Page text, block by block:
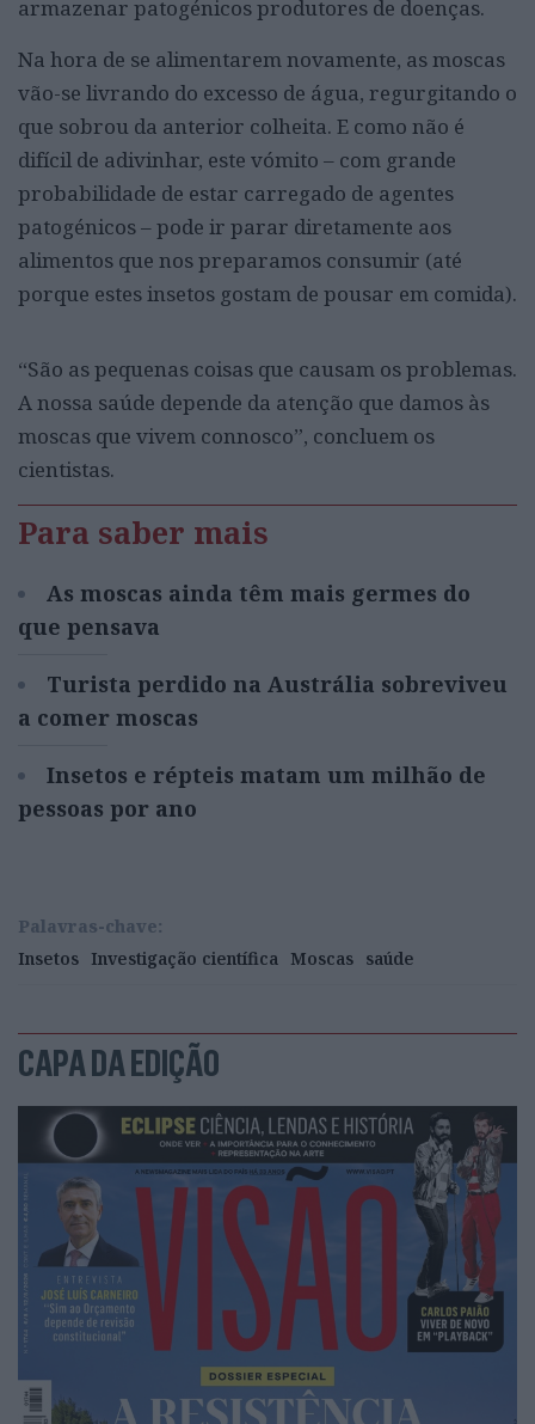
armazenar patogénicos produtores de doenças.
Na hora de se alimentarem novamente, as moscas
vão-se livrando do excesso de água, regurgitando o
que sobrou da anterior colheita. E como não é
difícil de adivinhar, este vómito – com grande
probabilidade de estar carregado de agentes
patogénicos – pode ir parar diretamente aos
alimentos que nos preparamos consumir (até
porque estes insetos gostam de pousar em comida).
“São as pequenas coisas que causam os problemas.
A nossa saúde depende da atenção que damos às
moscas que vivem connosco”, concluem os
cientistas.
Para saber mais
As moscas ainda têm mais germes do
que pensava
Turista perdido na Austrália sobreviveu
a comer moscas
Insetos e répteis matam um milhão de
pessoas por ano
Palavras-chave:
Insetos Investigação científica Moscas saúde
CAPA DA EDIÇÃO